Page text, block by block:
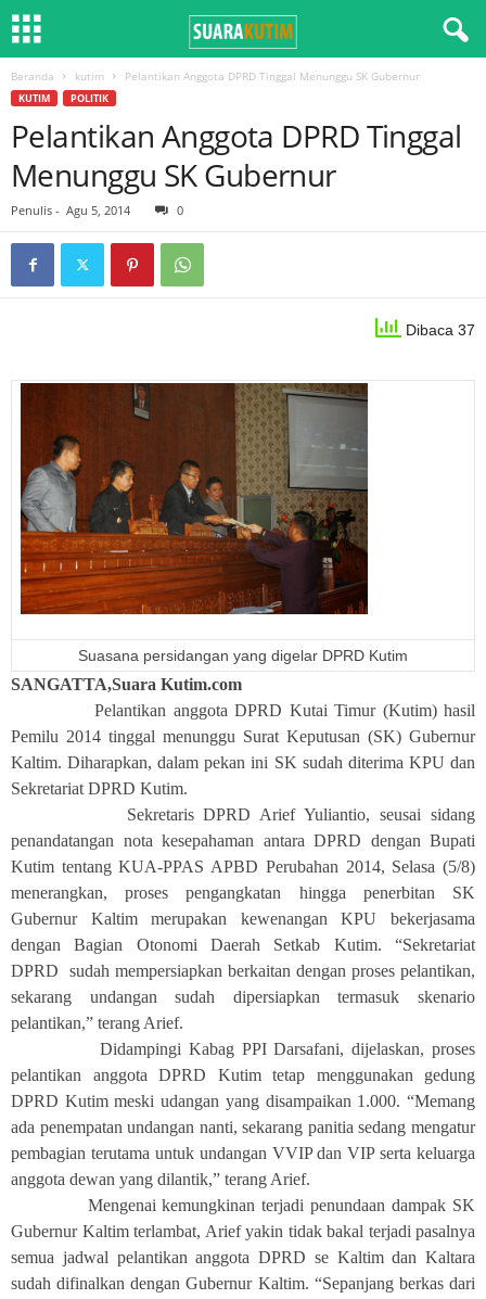
Beranda kutim Pelantikan Anggota DPRD Tinggal Menunggu SK Gubernur
KUTIM POLITIK
Pelantikan Anggota DPRD Tinggal
Menunggu SK Gubernur
Penulis - Agu 5, 2014 0
Dibaca 37
Suasana persidangan yang digelar DPRD Kutim
SANGATTA,Suara Kutim.com
Pelantikan anggota DPRD Kutai Timur (Kutim) hasil
Pemilu 2014 tinggal menunggu Surat Keputusan (SK) Gubernur
Kaltim. Diharapkan, dalam pekan ini SK sudah diterima KPU dan
Sekretariat DPRD Kutim.
Sekretaris DPRD Arief Yuliantio, seusai sidang
penandatangan nota kesepahaman antara DPRD dengan Bupati
Kutim tentang KUA-PPAS APBD Perubahan 2014, Selasa (5/8)
menerangkan, proses pengangkatan hingga penerbitan SK
Gubernur Kaltim merupakan kewenangan KPU bekerjasama
dengan Bagian Otonomi Daerah Setkab Kutim. “Sekretariat
DPRD sudah mempersiapkan berkaitan dengan proses pelantikan,
sekarang undangan sudah dipersiapkan termasuk skenario
pelantikan,” terang Arief.
Didampingi Kabag PPI Darsafani, dijelaskan, proses
pelantikan anggota DPRD Kutim tetap menggunakan gedung
DPRD Kutim meski udangan yang disampaikan 1.000. “Memang
ada penempatan undangan nanti, sekarang panitia sedang mengatur
pembagian terutama untuk undangan VVIP dan VIP serta keluarga
anggota dewan yang dilantik,” terang Arief.
Mengenai kemungkinan terjadi penundaan dampak SK
Gubernur Kaltim terlambat, Arief yakin tidak bakal terjadi pasalnya
semua jadwal pelantikan anggota DPRD se Kaltim dan Kaltara
sudah difinalkan dengan Gubernur Kaltim. “Sepanjang berkas dari